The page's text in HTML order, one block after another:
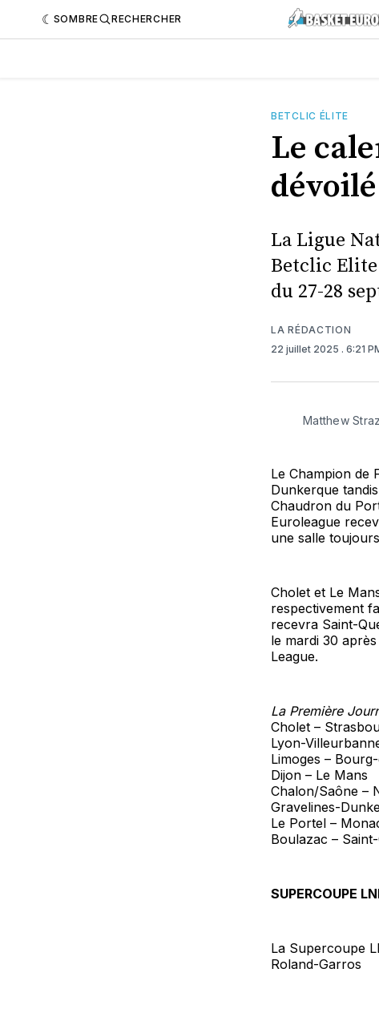
SOMBRE RECHERCHER
BETCLIC ÉLITE
Le
dévoilé
La Ligue
Betclic Elite
du 27-28
LA RÉDACTION
22 juillet 2025 . 6:21
Matthew
Le Champion de
Dunkerque
Chaudron du
Euroleague
une salle
Cholet et Le
respectivement
recevra Saint-
le mardi 30
League.
La Première
Cholet –
Lyon-
Limoges –
Dijon – Le Mans
Chalon/Saône –
Gravelines-
Le Portel –
Boulazac –
SUPERCOUPE
La Supercoupe
Roland-Garros